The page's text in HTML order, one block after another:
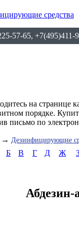
57-65, +7(495)411-
на странице
порядке.
письмо по
→ Дезинфицирующие
Б В Г Д Ж
Абдезин-